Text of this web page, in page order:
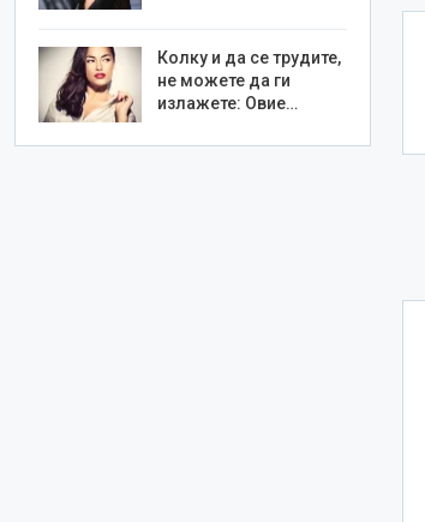
Колку и да се трудите,
не можете да ги
излажете: Овие…